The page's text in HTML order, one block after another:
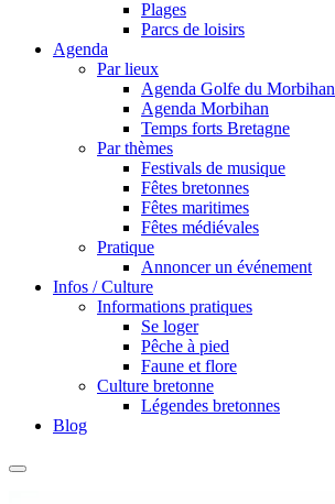
Plages
Parcs de loisirs
Agenda
Par lieux
Agenda Golfe du Morbihan
Agenda Morbihan
Temps forts Bretagne
Par thèmes
Festivals de musique
Fêtes bretonnes
Fêtes maritimes
Fêtes médiévales
Pratique
Annoncer un événement
Infos / Culture
Informations pratiques
Se loger
Pêche à pied
Faune et flore
Culture bretonne
Légendes bretonnes
Blog